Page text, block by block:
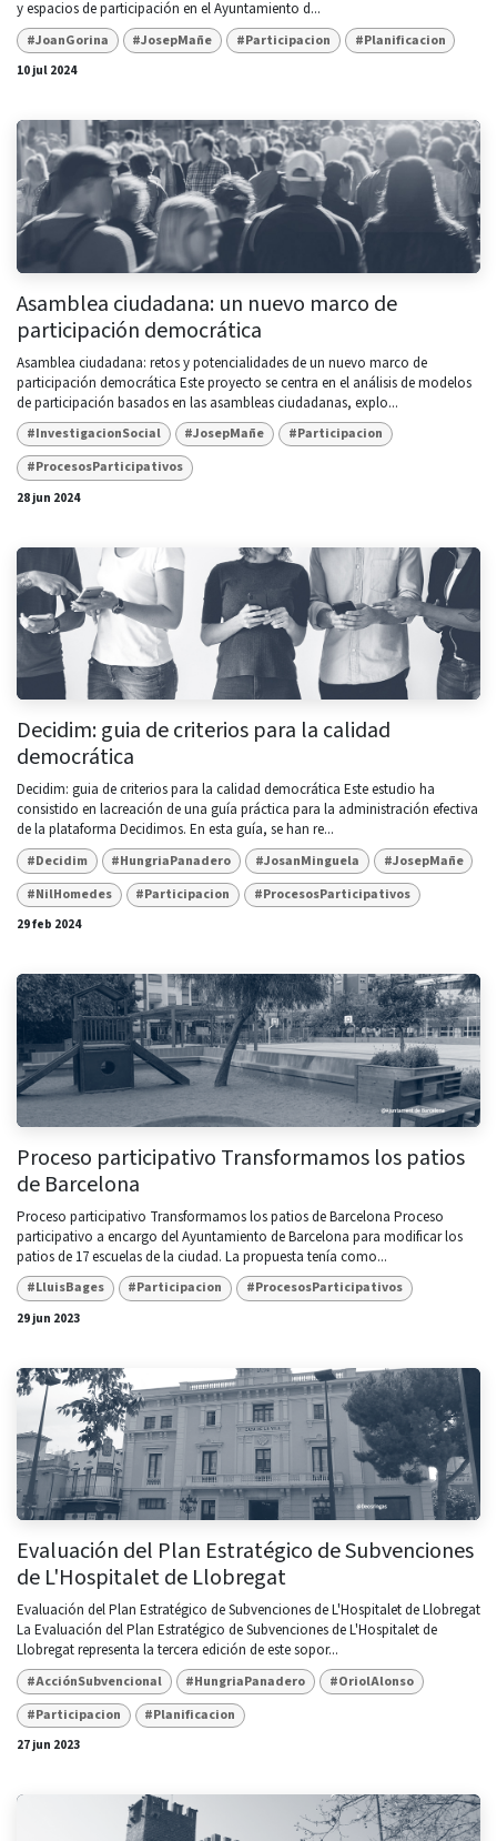
y espacios de participación en el Ayuntamiento d...
#JoanGorina #JosepMañe #Participacion
#Planificacion
10 jul 2024
Asamblea ciudadana: un nuevo marco de
participación democrática
Asamblea ciudadana: retos y potencialidades de un nuevo marco de
participación democrática Este proyecto se centra en el análisis de modelos
de participación basados en las asambleas ciudadanas, explo...
#InvestigacionSocial #JosepMañe
#Participacion
#ProcesosParticipativos
28 jun 2024
Decidim: guia de criterios para la calidad
democrática
Decidim: guia de criterios para la calidad democrática Este estudio ha
consistido en lacreación de una guía práctica para la administración efectiva
de la plataforma Decidimos. En esta guía, se han re...
#Decidim #HungriaPanadero #JosanMinguela
#JosepMañe
#NilHomedes
#Participacion
#ProcesosParticipativos
29 feb 2024
Proceso participativo Transformamos los patios
de Barcelona
Proceso participativo Transformamos los patios de Barcelona Proceso
participativo a encargo del Ayuntamiento de Barcelona para modificar los
patios de 17 escuelas de la ciudad. La propuesta tenía como...
#LluisBages #Participacion
#ProcesosParticipativos
29 jun 2023
Evaluación del Plan Estratégico de Subvenciones
de L'Hospitalet de Llobregat
Evaluación del Plan Estratégico de Subvenciones de L'Hospitalet de Llobregat
La Evaluación del Plan Estratégico de Subvenciones de L'Hospitalet de
Llobregat representa la tercera edición de este sopor...
#AcciónSubvencional #HungriaPanadero
#OriolAlonso
#Participacion
#Planificacion
27 jun 2023